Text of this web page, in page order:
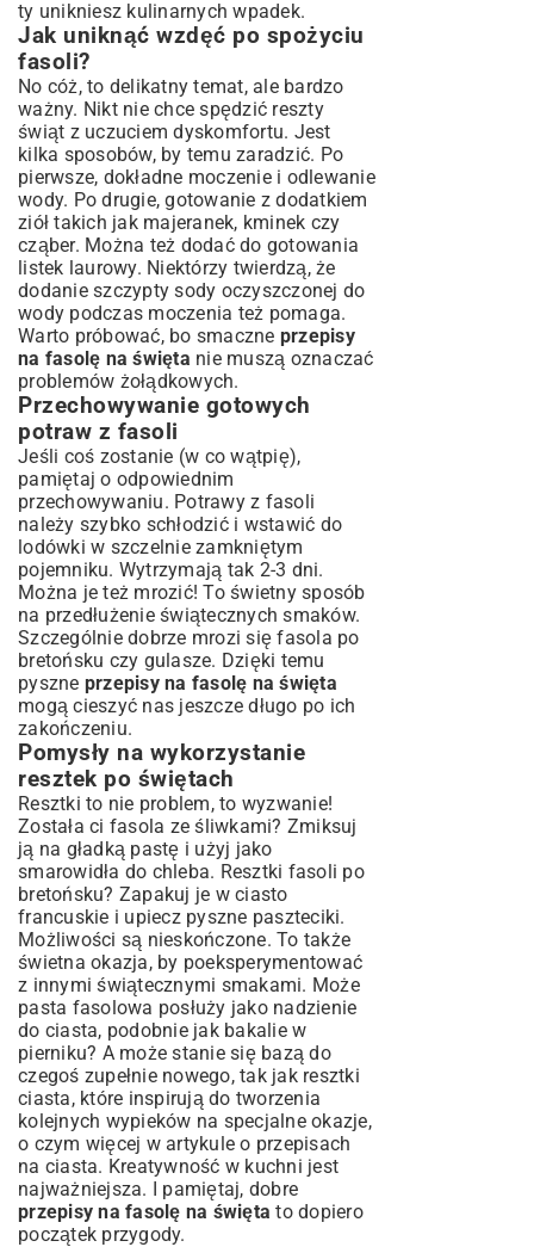
ty unikniesz kulinarnych wpadek.
Jak uniknąć wzdęć po spożyciu
fasoli?
No cóż, to delikatny temat, ale bardzo
ważny. Nikt nie chce spędzić reszty
świąt z uczuciem dyskomfortu. Jest
kilka sposobów, by temu zaradzić. Po
pierwsze, dokładne moczenie i odlewanie
wody. Po drugie, gotowanie z dodatkiem
ziół takich jak majeranek, kminek czy
cząber. Można też dodać do gotowania
listek laurowy. Niektórzy twierdzą, że
dodanie szczypty sody oczyszczonej do
wody podczas moczenia też pomaga.
Warto próbować, bo smaczne przepisy
na fasolę na święta nie muszą oznaczać
problemów żołądkowych.
Przechowywanie gotowych
potraw z fasoli
Jeśli coś zostanie (w co wątpię),
pamiętaj o odpowiednim
przechowywaniu. Potrawy z fasoli
należy szybko schłodzić i wstawić do
lodówki w szczelnie zamkniętym
pojemniku. Wytrzymają tak 2-3 dni.
Można je też mrozić! To świetny sposób
na przedłużenie świątecznych smaków.
Szczególnie dobrze mrozi się fasola po
bretońsku czy gulasze. Dzięki temu
pyszne przepisy na fasolę na święta
mogą cieszyć nas jeszcze długo po ich
zakończeniu.
Pomysły na wykorzystanie
resztek po świętach
Resztki to nie problem, to wyzwanie!
Została ci fasola ze śliwkami? Zmiksuj
ją na gładką pastę i użyj jako
smarowidła do chleba. Resztki fasoli po
bretońsku? Zapakuj je w ciasto
francuskie i upiecz pyszne paszteciki.
Możliwości są nieskończone. To także
świetna okazja, by poeksperymentować
z innymi świątecznymi smakami. Może
pasta fasolowa posłuży jako nadzienie
do ciasta, podobnie jak bakalie w
pierniku? A może stanie się bazą do
czegoś zupełnie nowego, tak jak resztki
ciasta, które inspirują do tworzenia
kolejnych wypieków na specjalne okazje,
o czym więcej w artykule o przepisach
na ciasta. Kreatywność w kuchni jest
najważniejsza. I pamiętaj, dobre
przepisy na fasolę na święta to dopiero
początek przygody.